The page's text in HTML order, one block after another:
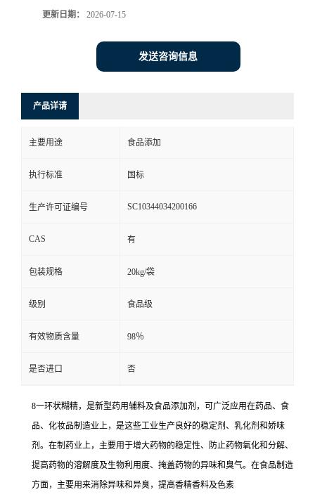
更新日期： 2026-07-15
发送咨询信息
产品详请
主要用途 食品添加
执行标准 国标
生产许可证编号 SC10344034200166
CAS 有
包装规格 20kg/袋
级别 食品级
有效物质含量 98％
是否进口 否
8一环状糊精，是新型药用辅料及食品添加剂，可广泛应用在药品、食
品、化妆品制造业上，是这些工业生产良好的稳定剂、乳化剂和娇味
剂。在制药业上，主要用于增大药物的稳定性、防止药物氧化和分解、
提高药物的溶解度及生物利用度、掩盖药物的异味和臭气。在食品制造
方面，主要用来消除异味和异臭，提高香精香料及色素